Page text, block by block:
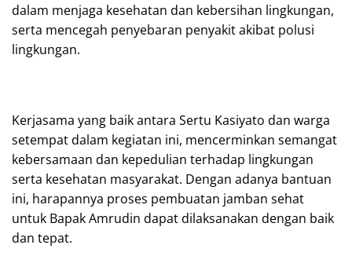
dalam menjaga kesehatan dan kebersihan lingkungan,
serta mencegah penyebaran penyakit akibat polusi
lingkungan.
Kerjasama yang baik antara Sertu Kasiyato dan warga
setempat dalam kegiatan ini, mencerminkan semangat
kebersamaan dan kepedulian terhadap lingkungan
serta kesehatan masyarakat. Dengan adanya bantuan
ini, harapannya proses pembuatan jamban sehat
untuk Bapak Amrudin dapat dilaksanakan dengan baik
dan tepat.